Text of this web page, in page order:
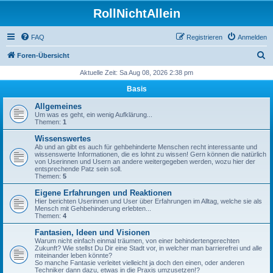
RollNichtAllein
FAQ Anmelden
Registrieren
Foren-Übersicht
h
Aktuelle Zeit: Sa Aug 08, 2026 2:38 pm
Basis
Allgemeines
Um was es geht, ein wenig Aufklärung...
Themen: 1
Wissenswertes
Ab und an gibt es auch für gehbehinderte Menschen recht interessante und
wissenswerte Informationen, die es lohnt zu wissen! Gern können die natürlich
von Userinnen und Usern an andere weitergegeben werden, wozu hier der
entsprechende Patz sein soll.
Themen: 5
Eigene Erfahrungen und Reaktionen
Hier berichten Userinnen und User über Erfahrungen im Alltag, welche sie als
Mensch mit Gehbehinderung erlebten...
Themen: 4
Fantasien, Ideen und Visionen
Warum nicht einfach einmal träumen, von einer behindertengerechten
Zukunft? Wie stellst Du Dir eine Stadt vor, in welcher man barrierefrei und alle
miteinander leben könnte?
So manche Fantasie verleitet vielleicht ja doch den einen, oder anderen
Techniker dann dazu, etwas in die Praxis umzusetzen!?